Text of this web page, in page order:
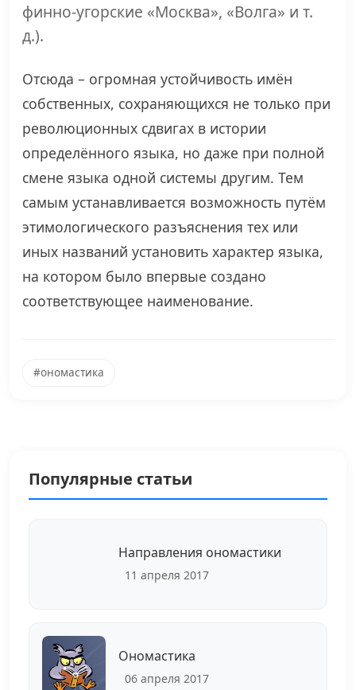
финно-угорские «Москва», «Волга» и т.
д.).
Отсюда – огромная устойчивость имён
собственных, сохраняющихся не только при
революционных сдвигах в истории
определённого языка, но даже при полной
смене языка одной системы другим. Тем
самым устанавливается возможность путём
этимологического разъяснения тех или
иных названий установить характер языка,
на котором было впервые создано
соответствующее наименование.
#ономастика
Популярные статьи
Направления ономастики
11 апреля 2017
Ономастика
06 апреля 2017